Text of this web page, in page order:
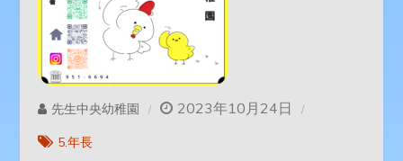
先生中央幼稚園 2023年10月24日
5.年長